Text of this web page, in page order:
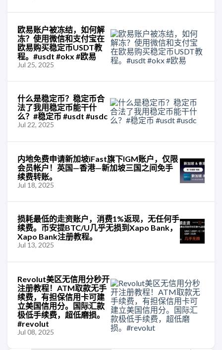
欧易账户被冻结，如何解
冻？使用微信和支付宝在
欧易购买稳定币USDT教
程。#usdt #okx #欧易
Jul 25, 2025
什么是稳定币？稳定币合
法了我用稳定币能干什
么？#稳定币 #usdt #usdc
Jul 22, 2025
内地免费申请新加坡iFast旗下IGM账户，仅限
会员帐户！英国—香港—新加坡三国之间免手
续费转账。
Jul 18, 2025
损耗最低的走资账户，消费1%返现，无任何手
续费。币安提BTC/U几乎无损到Xapo Bank，
Xapo Bank注册教程。
Jul 13, 2025
Revolut美区无信用分秒开
注册教程！ATM取款无手
续费，有担保信用卡可建
立美国信用分。国际汇款
极低手续费，超低磨损。
#revolut
Jul 08, 2025